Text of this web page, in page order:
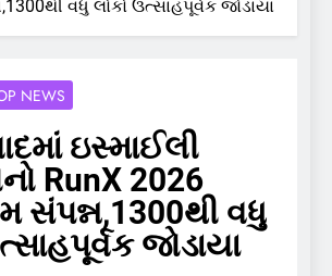
વધુ લોકો ઉત્સાહપૂર્વક જોડાયા
NEWS
ઇસ્માઈલી
RunX 2026
સંપન્ન,1300થી વધુ
જોડાયા